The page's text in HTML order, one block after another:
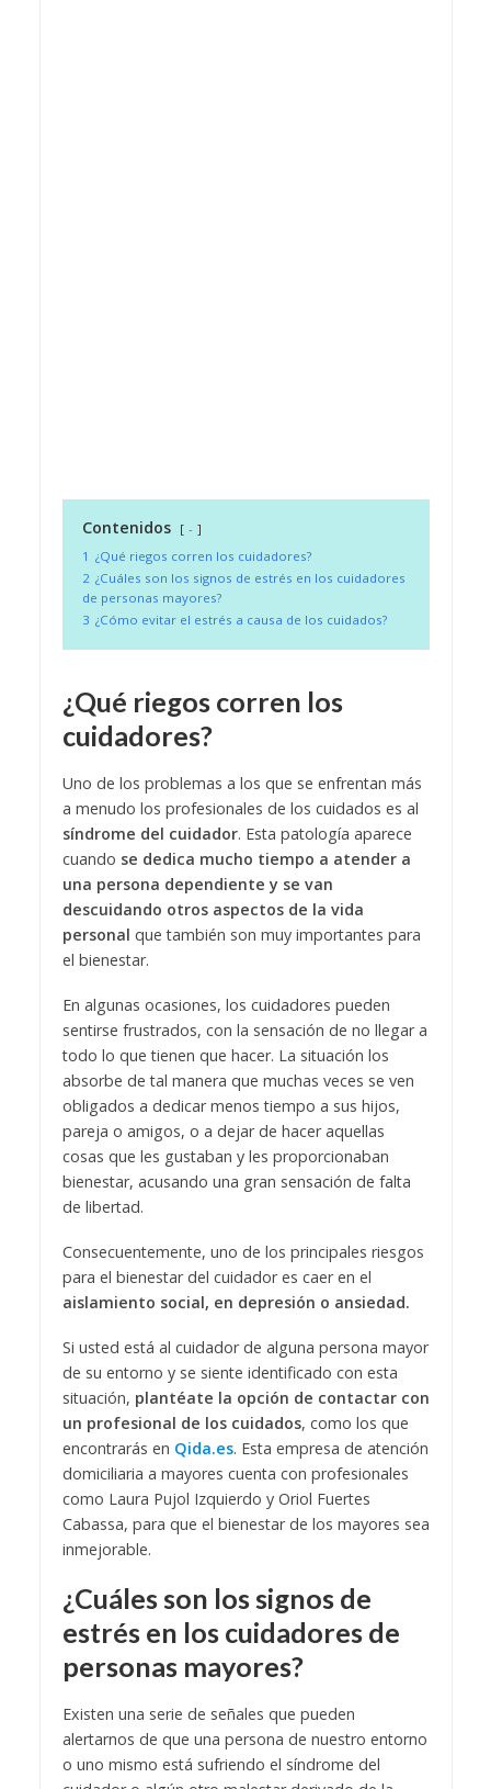
Contenidos
-
1 ¿Qué riegos corren los cuidadores?
2 ¿Cuáles son los signos de estrés en los cuidadores
de personas mayores?
3 ¿Cómo evitar el estrés a causa de los cuidados?
¿Qué riegos corren los
cuidadores?
Uno de los problemas a los que se enfrentan más
a menudo los profesionales de los cuidados es al
síndrome del cuidador. Esta patología aparece
cuando se dedica mucho tiempo a atender a
una persona dependiente y se van
descuidando otros aspectos de la vida
personal que también son muy importantes para
el bienestar.
En algunas ocasiones, los cuidadores pueden
sentirse frustrados, con la sensación de no llegar a
todo lo que tienen que hacer. La situación los
absorbe de tal manera que muchas veces se ven
obligados a dedicar menos tiempo a sus hijos,
pareja o amigos, o a dejar de hacer aquellas
cosas que les gustaban y les proporcionaban
bienestar, acusando una gran sensación de falta
de libertad.
Consecuentemente, uno de los principales riesgos
para el bienestar del cuidador es caer en el
aislamiento social, en depresión o ansiedad.
Si usted está al cuidador de alguna persona mayor
de su entorno y se siente identificado con esta
situación, plantéate la opción de contactar con
un profesional de los cuidados, como los que
encontrarás en Qida.es. Esta empresa de atención
domiciliaria a mayores cuenta con profesionales
como Laura Pujol Izquierdo y Oriol Fuertes
Cabassa, para que el bienestar de los mayores sea
inmejorable.
¿Cuáles son los signos de
estrés en los cuidadores de
personas mayores?
Existen una serie de señales que pueden
alertarnos de que una persona de nuestro entorno
o uno mismo está sufriendo el síndrome del